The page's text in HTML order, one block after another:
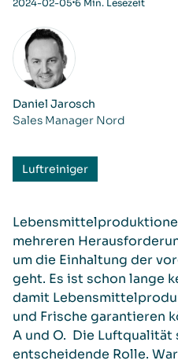
2024-02-05 6 Min. Lesezeit
Daniel Jarosch
Sales Manager Nord
Luftreiniger
mehreren
um die Einhaltung der
geht. Es ist schon lange
damit
und Frische garantieren
A und O. Die
entscheidende Rolle.